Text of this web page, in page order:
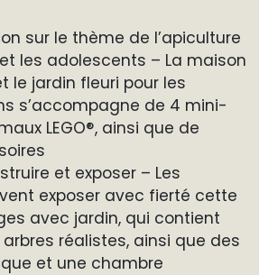
sur le thème de l’apiculture
les adolescents – La maison
le jardin fleuri pour les
s’accompagne de 4 mini-
LEGO®, ainsi que de
et exposer – Les
exposer avec fierté cette
avec jardin, qui contient
réalistes, ainsi que des
et une chambre